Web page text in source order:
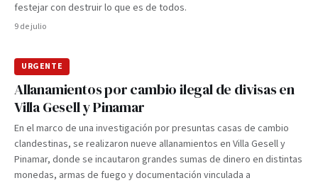
festejar con destruir lo que es de todos.
9 de julio
URGENTE
Allanamientos por cambio ilegal de divisas en
Villa Gesell y Pinamar
En el marco de una investigación por presuntas casas de cambio
clandestinas, se realizaron nueve allanamientos en Villa Gesell y
Pinamar, donde se incautaron grandes sumas de dinero en distintas
monedas, armas de fuego y documentación vinculada a